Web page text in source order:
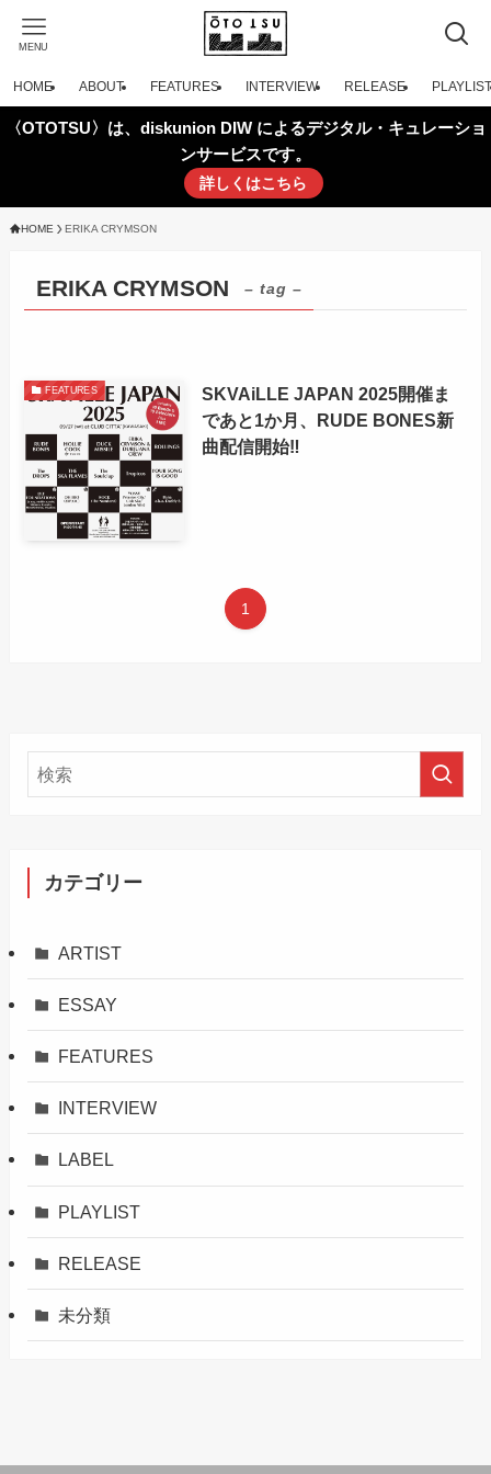
MENU
HOME ABOUT FEATURES INTERVIEW RELEASE PLAYLIST
〈OTOTSU〉は、diskunion DIW によるデジタル・キュレーショ
ンサービスです。
詳しくはこちら
HOME ERIKA CRYMSON
ERIKA CRYMSON – tag –
FEATURES
SKVAiLLE JAPAN 2025開催ま
であと1か月、RUDE BONES新
曲配信開始‼
1
カテゴリー
ARTIST
ESSAY
FEATURES
INTERVIEW
LABEL
PLAYLIST
RELEASE
未分類